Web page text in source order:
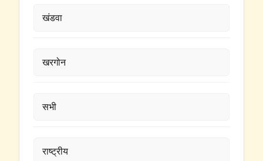
खंडवा
खरगोन
सभी
राष्ट्रीय